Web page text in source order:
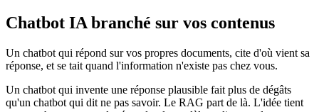
Chatbot IA branché sur vos contenus
Un chatbot qui répond sur vos propres documents, cite d'où vient sa
réponse, et se tait quand l'information n'existe pas chez vous.
Un chatbot qui invente une réponse plausible fait plus de dégâts
qu'un chatbot qui dit ne pas savoir. Le RAG part de là. L'idée tient